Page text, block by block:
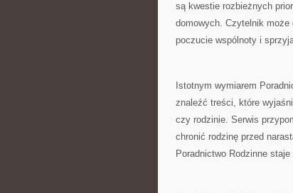
są kwestie rozbieżnych
domowych. Czytelnik może
poczucie wspólnoty i
Istotnym wymiarem
znaleźć treści, które
czy rodzinie. Serwis
chronić rodzinę przed
Poradnictwo Rodzinne